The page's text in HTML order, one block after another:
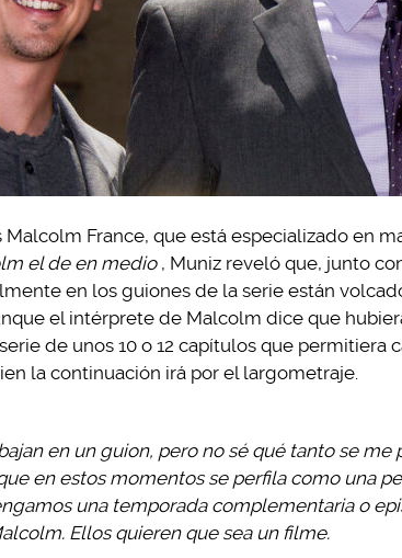
France, que está especializado en
el de en medio , Muniz reveló que, junto
en los guiones de la serie están
el intérprete de Malcolm dice que
de unos 10 o 12 capítulos que permitiera
la continuación irá por el largometraje.
en un guion, pero no sé qué tanto se me
en estos momentos se perfila como una
una temporada complementaria o
Ellos quieren que sea un filme.